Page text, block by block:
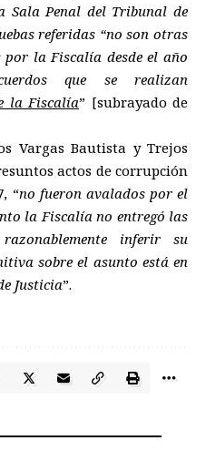
Sala Penal del Tribunal de
referidas “no son otras
por la Fiscalía desde el año
que se realizan
la Fiscalía” [subrayado de
Vargas Bautista y Trejos
actos de corrupción
“no fueron avalados por el
la Fiscalía no entregó las
inferir su
sobre el asunto está en
Justicia”.